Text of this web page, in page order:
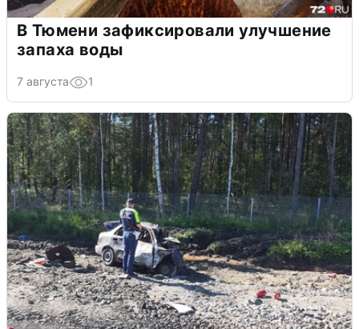
В Тюмени зафиксировали улучшение
запаха воды
7 августа 1